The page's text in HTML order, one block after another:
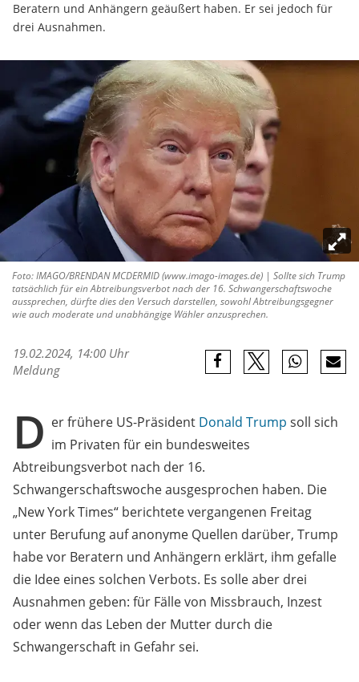
Beratern und Anhängern geäußert haben. Er sei jedoch für
drei Ausnahmen.
Foto: IMAGO/BRENDAN MCDERMID (www.imago-images.de) | Sollte sich Trump
tatsächlich für ein Abtreibungsverbot nach der 16. Schwangerschaftswoche
aussprechen, dürfte dies den Versuch darstellen, sowohl Abtreibungsgegner
wie auch moderate und unabhängige Wähler anzusprechen.
19.02.2024, 14:00 Uhr
Meldung
D er frühere US-Präsident Donald Trump soll sich
im Privaten für ein bundesweites
Abtreibungsverbot nach der 16.
Schwangerschaftswoche ausgesprochen haben. Die
„New York Times“ berichtete vergangenen Freitag
unter Berufung auf anonyme Quellen darüber, Trump
habe vor Beratern und Anhängern erklärt, ihm gefalle
die Idee eines solchen Verbots. Es solle aber drei
Ausnahmen geben: für Fälle von Missbrauch, Inzest
oder wenn das Leben der Mutter durch die
Schwangerschaft in Gefahr sei.